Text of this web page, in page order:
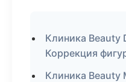
Клиника Beauty
Коррекция
Клиника Beauty